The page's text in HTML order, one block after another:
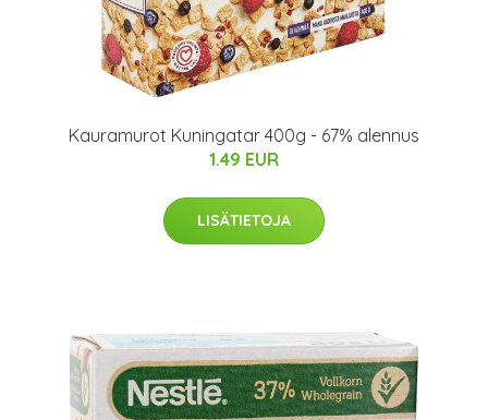
Kauramurot Kuningatar 400g - 67% alennus
1.49 EUR
LISÄTIETOJA